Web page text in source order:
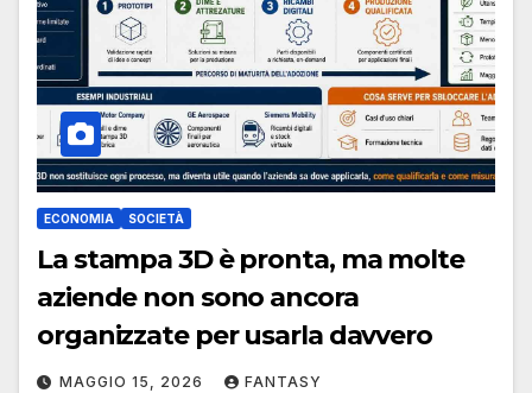
ECONOMIA SOCIETÀ
La stampa 3D è pronta, ma molte
aziende non sono ancora
organizzate per usarla davvero
MAGGIO 15, 2026 FANTASY